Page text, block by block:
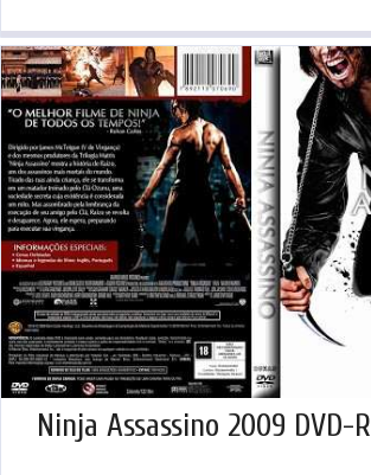
Ninja Assassino 2009 DVD-R